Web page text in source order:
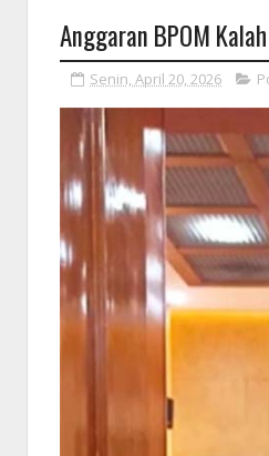
Anggaran BPOM
Senin, April 20, 2026